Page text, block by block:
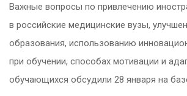
Важные вопросы по привлечению
в российские медицинские вузы,
образования, использованию
при обучении, способах мотивации и
обучающихся обсудили 28 января на